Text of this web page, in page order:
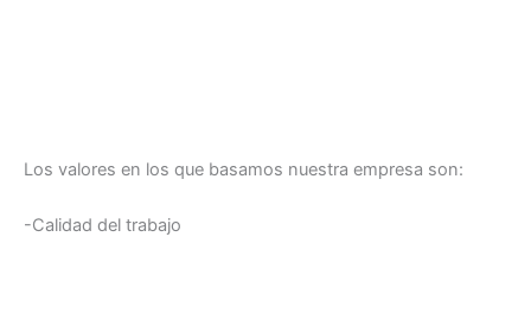
Los valores en los que basamos nuestra empresa son:
-Calidad del trabajo